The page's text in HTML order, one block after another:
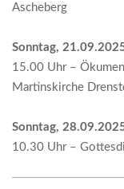
Ascheberg
Sonntag,
15.00 Uhr –
Martinskirche
Sonntag,
10.30 Uhr –